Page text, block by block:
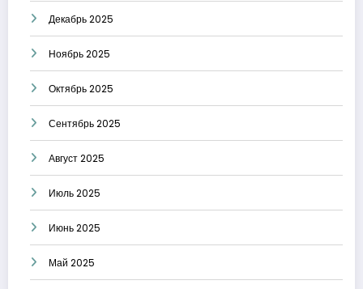
Декабрь 2025
Ноябрь 2025
Октябрь 2025
Сентябрь 2025
Август 2025
Июль 2025
Июнь 2025
Май 2025